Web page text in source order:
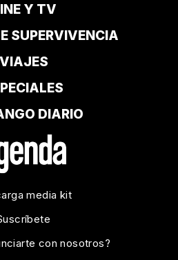
Y TV
SUPERVIVENCIA
VIAJES
DIARIO
media kit
con nosotros?